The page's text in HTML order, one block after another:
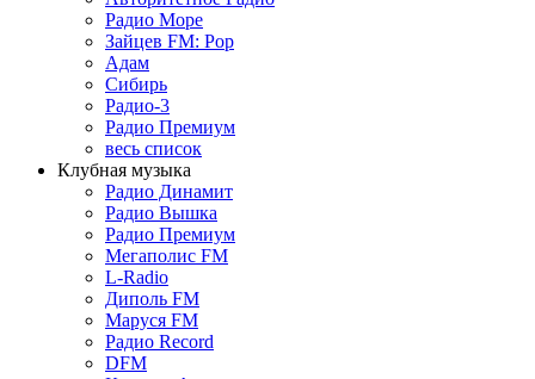
Радио Море
Зайцев FM: Pop
Адам
Сибирь
Радио-3
Радио Премиум
весь список
Клубная музыка
Радио Динамит
Радио Вышка
Радио Премиум
Мегаполис FM
L-Radio
Диполь FM
Маруся FM
Радио Record
DFM